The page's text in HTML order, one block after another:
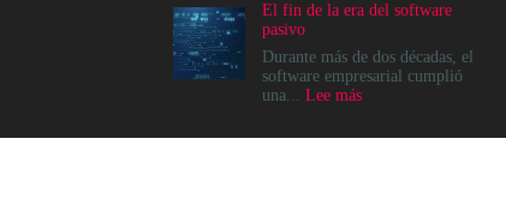
un
cambio
en
el
modelo
por
aumentarán
más
El fin de la era del software
pasivo
Durante más de dos décadas, el
software empresarial cumplió
una... Lee más: